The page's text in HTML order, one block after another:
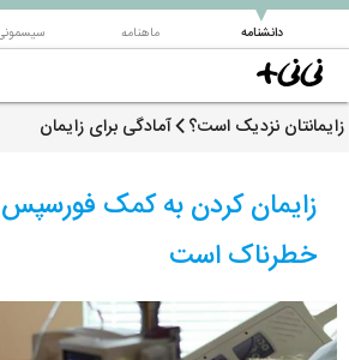
دانشنامه
▼ ماهنامه
زایمانتان نزدیک است؟ آمادگی برای زایمان
زایمان کردن به کمک فورسپس
خطرناک است